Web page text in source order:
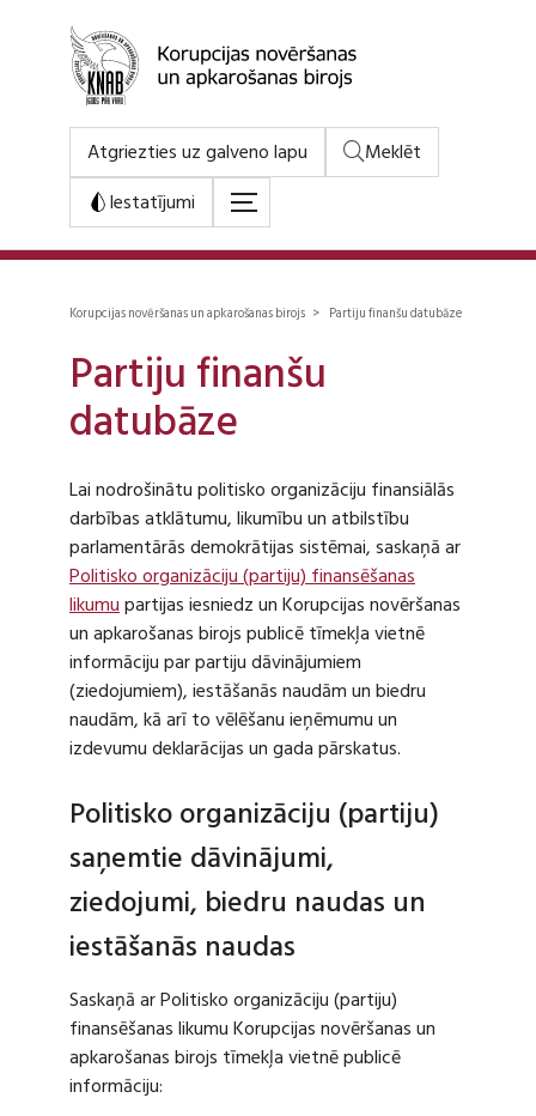
Atgriezties uz galveno lapu
Meklēt
Iestatījumi
Korupcijas novēršanas un apkarošanas birojs > Partiju finanšu datubāze
Partiju finanšu
datubāze
Lai nodrošinātu politisko organizāciju finansiālās
darbības atklātumu, likumību un atbilstību
parlamentārās demokrātijas sistēmai, saskaņā ar
Politisko organizāciju (partiju) finansēšanas
likumupartijas iesniedz un Korupcijas novēršanas
un apkarošanas birojs publicē tīmekļa vietnē
informāciju par partiju dāvinājumiem
(ziedojumiem), iestāšanās naudām un biedru
naudām, kā arī to vēlēšanu ieņēmumu un
izdevumu deklarācijas un gada pārskatus.
Politisko organizāciju (partiju)
saņemtie dāvinājumi,
ziedojumi, biedru naudas un
iestāšanās naudas
Saskaņā ar Politisko organizāciju (partiju)
finansēšanas likumu Korupcijas novēršanas un
apkarošanas birojs tīmekļa vietnē publicē
informāciju: